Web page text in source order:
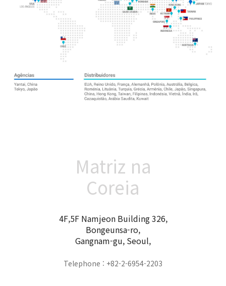
Matriz na
Coreia
4F,5F Namjeon Building 326,
Bongeunsa-ro,
Gangnam-gu, Seoul,
Telephone : +82-2-6954-2203